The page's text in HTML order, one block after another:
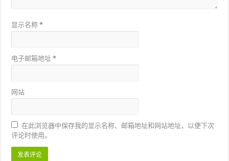
显示名称*
电子邮箱地址*
网站
在此浏览器中保存我的显示名称、邮箱地址和网站地址，以便下次
评论时使用。